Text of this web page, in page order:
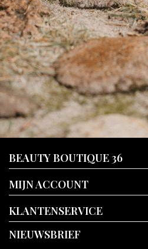
BEAUTY BOUTIQUE 36
MIJN ACCOUNT
KLANTENSERVICE
NIEUWSBRIEF